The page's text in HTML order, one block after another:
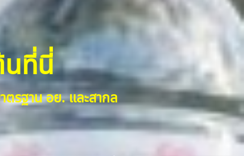
นที่นี่
รฐาน อย. และสากล